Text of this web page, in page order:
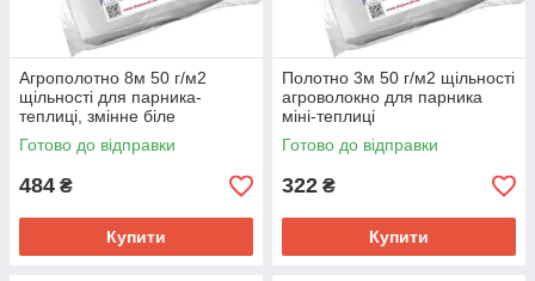
Агрополотно 8м 50 г/м2
щільності для парника-
теплиці, змінне біле
аговолокно прошите
Готово до відправки
484 ₴
Купити
Полотно 3м 50 г/м2 щільності
агроволокно для парника
міні-теплиці
Готово до відправки
322 ₴
Купити